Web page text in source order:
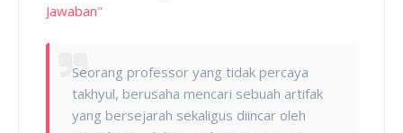
Jawaban"
Seorang professor yang tidak percaya
takhyul, berusaha mencari sebuah artifak
yang bersejarah sekaligus diincar oleh